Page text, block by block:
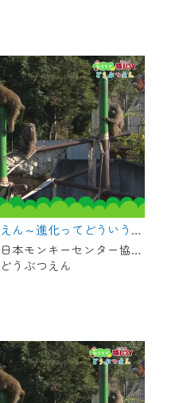
おうちで猿ジョイどうぶつえん～進化ってどういうこと？～（2025年3月16日初回放送）
世界屈指のサル類動物園・日本モンキーセンター協力の親子で学べる動物番組。
うぶつえん
入と『CCNetマイ
が必要となりま
程よろしくお願い
ンには、MyIDが必
TVを含むCCNetの
くためのIDです。
メールアドレス
リーメールアドレ
ン・MyIDの新規登